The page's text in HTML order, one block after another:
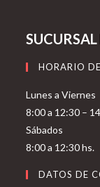
HORARIO
Lunes a Viernes
8:00 a 12:30 –
Sábados
8:00 a 12:30 hs.
DATOS DE